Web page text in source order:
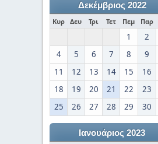
Δεκέμβριος 2022
Κυρ Δευ Τρι Τετ Πεμ Παρ
1 2
4
5 6 7 8 9
11
12 13 14 15 16
18
19 20 21 22 23
25
26 27 28 29 30
Ιανουάριος 2023